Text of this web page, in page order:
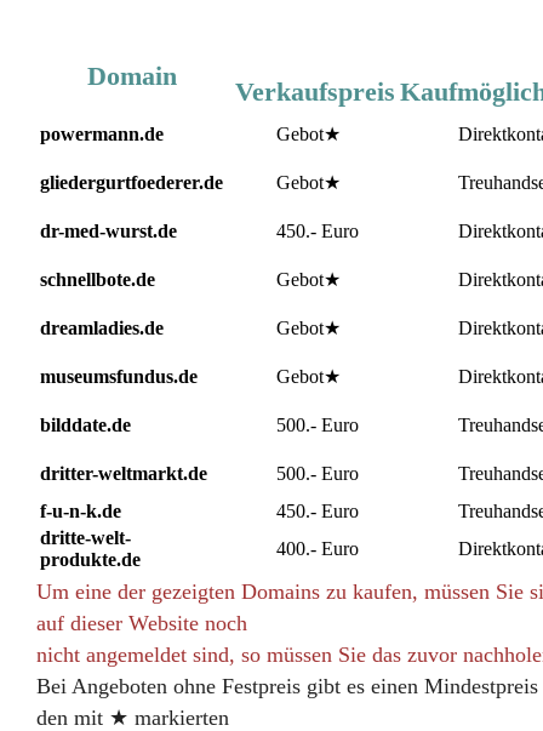
Domain
Verkaufspreis
powermann.de Gebot★
gliedergurtfoederer.de Gebot★
dr-med-wurst.de 450.- Euro
schnellbote.de Gebot★
dreamladies.de Gebot★
museumsfundus.de Gebot★
bilddate.de 500.- Euro
dritter-weltmarkt.de 500.- Euro
f-u-n-k.de
450.- Euro
dritte-welt-
produkte.de
400.- Euro
Um eine der gezeigten Domains zu kaufen, müssen Sie
auf dieser Website noch
nicht angemeldet sind, so müssen Sie das zuvor
Bei Angeboten ohne Festpreis gibt es einen
den mit ★ markierten